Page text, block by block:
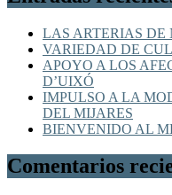
LAS ARTERIAS DE
VARIEDAD DE
APOYO A LOS
D’UIXÓ
IMPULSO A LA
DEL MIJARES
BIENVENIDO AL
Comentarios